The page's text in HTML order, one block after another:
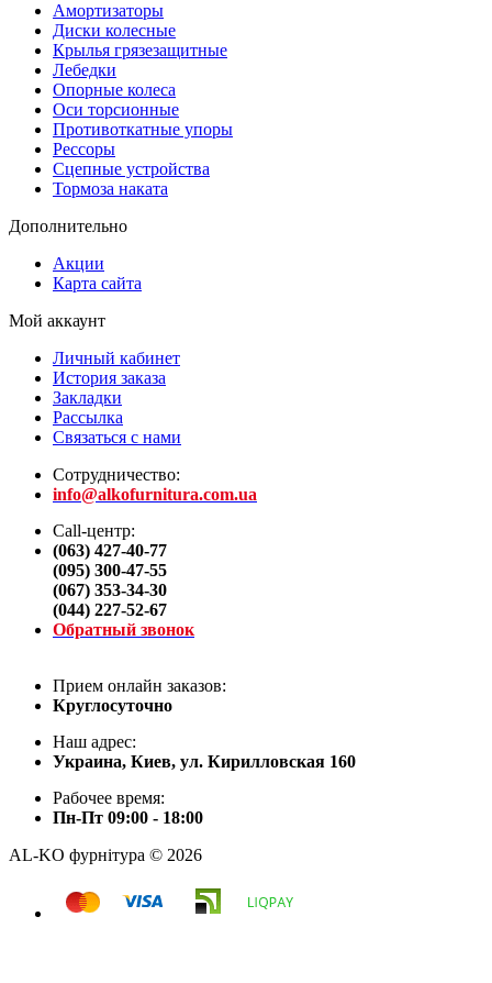
Амортизаторы
Диски колесные
Крылья грязезащитные
Лебедки
Опорные колеса
Оси торсионные
Противоткатные упоры
Рессоры
Сцепные устройства
Тормоза наката
Дополнительно
Акции
Карта сайта
Мой аккаунт
Личный кабинет
История заказа
Закладки
Рассылка
Связаться с нами
Сотрудничество:
info@alkofurnitura.com.ua
Call-центр:
(063) 427-40-77
(095) 300-47-55
(067) 353-34-30
(044) 227-52-67
Обратный звонок
Прием онлайн заказов:
Круглосуточно
Наш адрес:
Украина, Киев, ул. Кирилловская 160
Рабочее время:
Пн-Пт 09:00 - 18:00
AL-KO фурнітура © 2026